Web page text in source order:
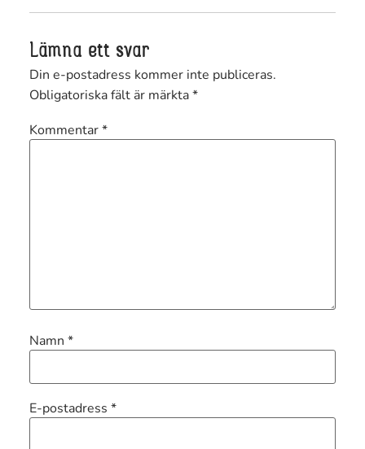
Lämna ett svar
Din e-postadress kommer inte publiceras.
Obligatoriska fält är märkta*
Kommentar*
Namn *
E-postadress *